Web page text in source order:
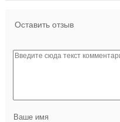
Оставить отзыв
Ваше имя